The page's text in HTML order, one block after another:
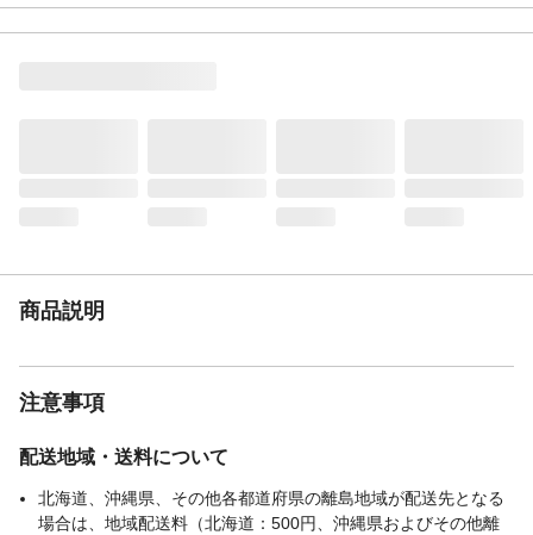
商品説明
注意事項
配送地域・送料について
北海道、沖縄県、その他各都道府県の離島地域が配送先となる
場合は、地域配送料（北海道：500円、沖縄県およびその他離